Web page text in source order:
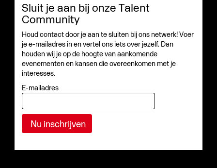
Sluit je aan bij onze Talent
Community
Houd contact door je aan te sluiten bij ons netwerk! Voer
je e-mailadres in en vertel ons iets over jezelf. Dan
houden wij je op de hoogte van aankomende
evenementen en kansen die overeenkomen met je
interesses.
E-mailadres